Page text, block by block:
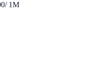
/ 1M